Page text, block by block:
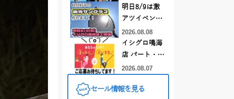
明日8/9は激
アツイベント
日！！！～オ
ーダー偏光グ
ラス受注会～
2026.08.08
イシグロ鳴海
店 パート・ア
ルバイトスタ
募集中！
2026.08.07
セール情報を見る